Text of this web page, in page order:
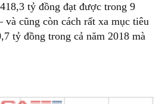
tỷ đồng đạt được trong 9
và cũng còn cách rất xa mục tiêu
tỷ đồng trong cả năm 2018 mà